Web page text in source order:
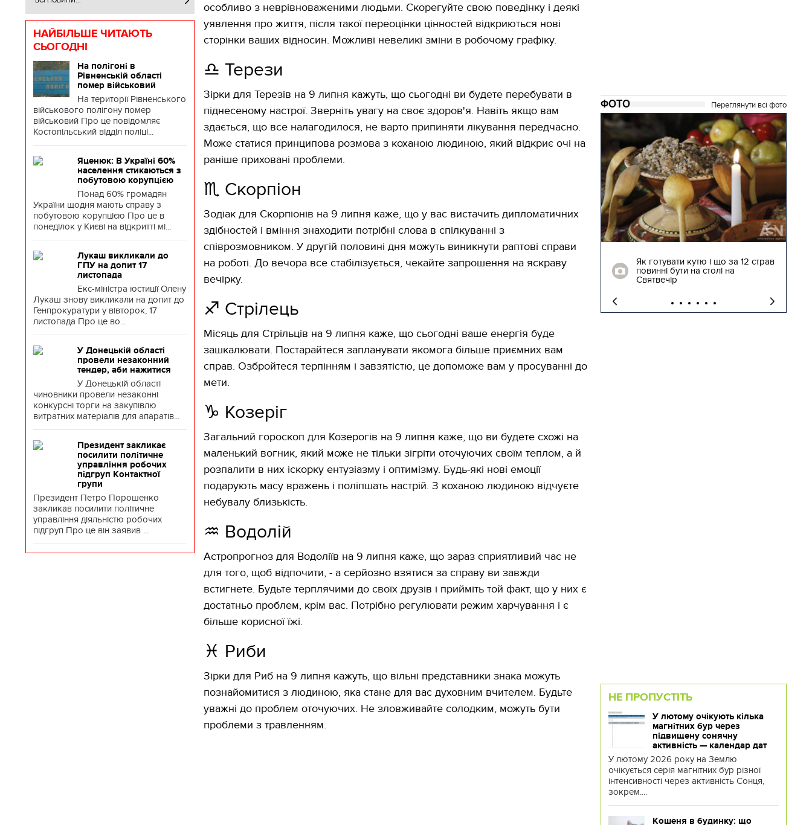
НАЙБІЛЬШЕ ЧИТАЮТЬ
СЬОГОДНІ
На полігоні в
Рівненській області
помер військовий
На території Рівненського
військового полігону помер
військовий Про це повідомляє
Костопільський відділ поліці...
Яценюк: В Україні 60%
населення стикаються з
побутовою корупцією
Понад 60% громадян
України щодня мають справу з
побутовою корупцією Про це в
понеділок у Києві на відкритті мі...
Лукаш викликали до
ГПУ на допит 17
листопада
Екс-міністра юстиції Олену
Лукаш знову викликали на допит до
Генпрокуратури у вівторок, 17
листопада Про це во...
У Донецькій області
провели незаконний
тендер, аби нажитися
У Донецькій області
чиновники провели незаконні
конкурсні торги на закупівлю
витратних матеріалів для апаратів...
Президент закликає
посилити політичне
управління робочих
підгруп Контактної
групи
Президент Петро Порошенко
закликав посилити політичне
управління діяльністю робочих
підгруп Про це він заявив ...
особливо з неврівноваженими людьми. Скорегуйте свою поведінку і деякі
уявлення про життя, після такої переоцінки цінностей відкриються нові
сторінки ваших відносин. Можливі невеликі зміни в робочому графіку.
♎️ Терези
Зірки для Терезів на 9 липня кажуть, що сьогодні ви будете перебувати в
піднесеному настрої. Зверніть увагу на своє здоров'я. Навіть якщо вам
здається, що все налагодилося, не варто припиняти лікування передчасно.
Може статися принципова розмова з коханою людиною, який відкриє очі на
раніше приховані проблеми.
♏️ Скорпіон
Зодіак для Скорпіонів на 9 липня каже, що у вас вистачить дипломатичних
здібностей і вміння знаходити потрібні слова в спілкуванні з
співрозмовником. У другій половині дня можуть виникнути раптові справи
на роботі. До вечора все стабілізується, чекайте запрошення на яскраву
вечірку.
♐️ Стрілець
Місяць для Стрільців на 9 липня каже, що сьогодні ваше енергія буде
зашкалювати. Постарайтеся запланувати якомога більше приємних вам
справ. Озбройтеся терпінням і завзятістю, це допоможе вам у просуванні до
мети.
♑️ Козеріг
Загальний гороскоп для Козерогів на 9 липня каже, що ви будете схожі на
маленький вогник, який може не тільки зігріти оточуючих своїм теплом, а й
розпалити в них іскорку ентузіазму і оптимізму. Будь-які нові емоції
подарують масу вражень і поліпшать настрій. З коханою людиною відчуєте
небувалу близькість.
♒️ Водолій
Астропрогноз для Водоліїв на 9 липня каже, що зараз сприятливий час не
для того, щоб відпочити, - а серйозно взятися за справу ви завжди
встигнете. Будьте терплячими до своїх друзів і прийміть той факт, що у них є
достатньо проблем, крім вас. Потрібно регулювати режим харчування і є
більше корисної їжі.
♓️ Риби
Зірки для Риб на 9 липня кажуть, що вільні представники знака можуть
познайомитися з людиною, яка стане для вас духовним вчителем. Будьте
уважні до проблем оточуючих. Не зловживайте солодким, можуть бути
проблеми з травленням.
ФОТО Переглянути всі фото
11.10.2017 | 16:22
Часи Русі: як виглядають
декорації до фільму "Сторожова
Як готувати кутю і що за 12 страв
повинні бути на столі на
Святвечір
НЕ ПРОПУСТІТЬ
У лютому очікують кілька
магнітних бур через
підвищену сонячну
активність — календар дат
У лютому 2026 року на Землю
очікується серія магнітних бур різної
інтенсивності через активність Сонця,
зокрем....
Кошеня в будинку: що